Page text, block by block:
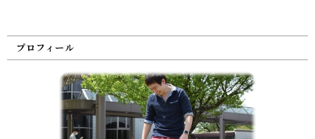
プロフィール